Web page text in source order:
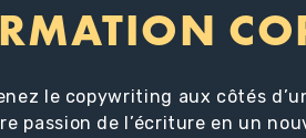
le copywriting aux côtés
passion de l’écriture en un